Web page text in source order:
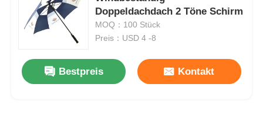
Wanderschirme
Kompakte Regenschirme
Doppeldachdach 2 Töne Schirm
MOQ：100 Stück
Preis：USD 4 -8
Bestpreis Kontakt